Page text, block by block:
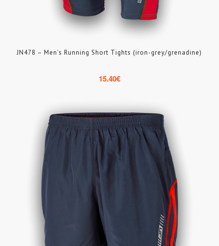
JN478 – Men’s Running Short Tights (iron-grey/grenadine)
15.40€